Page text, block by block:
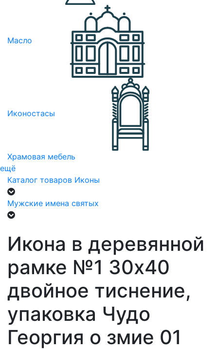
Масло
Иконостасы
Храмовая мебель
ещё
Каталог товаров Иконы
Мужские имена святых
Икона в деревянной
рамке №1 30х40
двойное тиснение,
упаковка Чудо
Георгия о змие 01